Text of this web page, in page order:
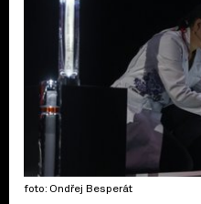
foto: Ondřej Besperát